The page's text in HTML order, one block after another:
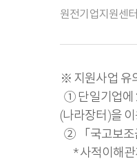
원전기업지원센터
※ 지원사업 유
① 단일기업에
(나라장터)을
② 「국고보조
* 사적이해관